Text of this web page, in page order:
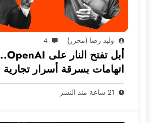
وليد رضا (محرر) 4
أبل تفتح النار على OpenAI..
اتهامات بسرقة أسرار تجارية
21 ساعة منذ النشر